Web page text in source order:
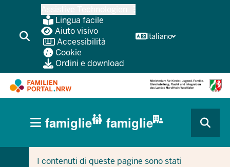
contenuto
principale
Lingua facile
Aiuto visivo
Accessibilità
Cookie
Ordini e download
Italiano
CURRENT SECTION PER LE AZIENDE/COMUNI
CURRENT SECTION PER LE FAMIGLIE
HAUPTNAVIGATION
(BÜRGERBEREICH
famiglie famiglie
I contenuti di queste pagine sono stati